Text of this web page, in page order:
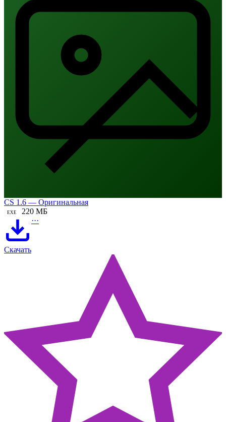
CS 1.6 — Оригинальная
EXE 220 МБ
Скачать
···